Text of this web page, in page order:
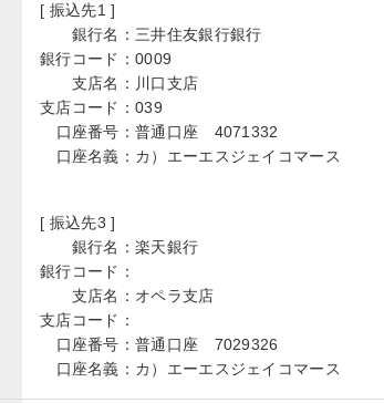
[ 振込先1 ]
銀行名： 三井住友銀行銀行
銀行コード： 0009
支店名： 川口支店
支店コード： 039
口座番号： 普通口座 4071332
口座名義： カ）エーエスジェイコマース
[ 振込先3 ]
銀行名： 楽天銀行
銀行コード：
支店名： オペラ支店
支店コード：
口座番号： 普通口座 7029326
口座名義： カ）エーエスジェイコマース